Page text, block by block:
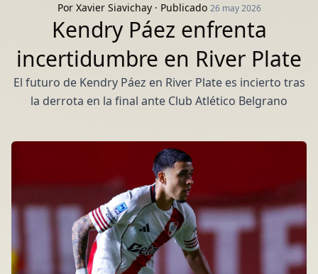
Por Xavier Siavichay· Publicado 26 may 2026
Kendry Páez enfrenta
incertidumbre en River Plate
El futuro de Kendry Páez en River Plate es incierto tras
la derrota en la final ante Club Atlético Belgrano